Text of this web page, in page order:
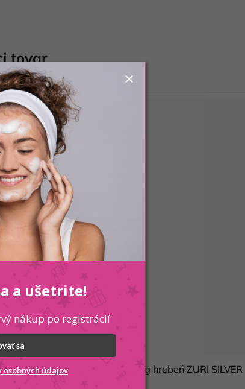
tovar
Sister Young hrebeň ZURI SILVER
a ušetrite!
nákup po registrácií
sa
osobných údajov